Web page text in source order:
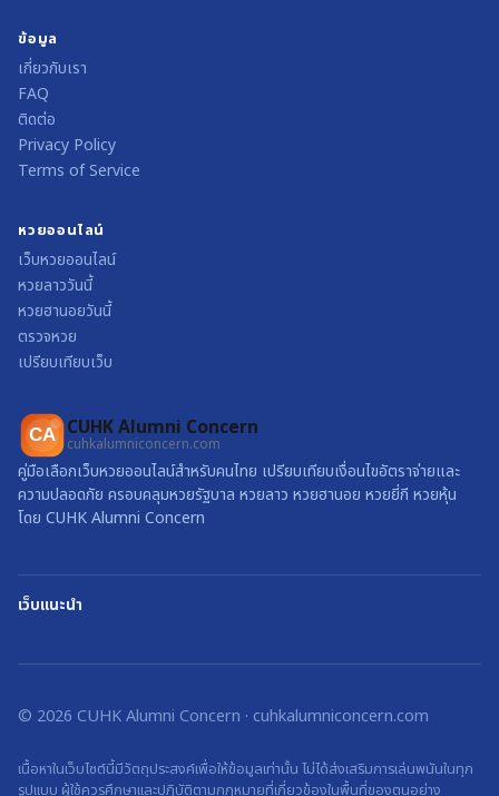
ข้อมูล
เกี่ยวกับเรา
FAQ
ติดต่อ
Privacy Policy
Terms of Service
หวยออนไลน์
เว็บหวยออนไลน์
หวยลาววันนี้
หวยฮานอยวันนี้
ตรวจหวย
เปรียบเทียบเว็บ
CA CUHK Alumni Concern
cuhkalumniconcern.com
คู่มือเลือกเว็บหวยออนไลน์สำหรับคนไทย เปรียบเทียบเงื่อนไขอัตราจ่ายและ
ความปลอดภัย ครอบคลุมหวยรัฐบาล หวยลาว หวยฮานอย หวยยี่กี หวยหุ้น
โดย CUHK Alumni Concern
เว็บแนะนำ
© 2026 CUHK Alumni Concern · cuhkalumniconcern.com
เนื้อหาในเว็บไซต์นี้มีวัตถุประสงค์เพื่อให้ข้อมูลเท่านั้น ไม่ได้ส่งเสริมการเล่นพนันในทุก
รูปแบบ ผู้ใช้ควรศึกษาและปฏิบัติตามกฎหมายที่เกี่ยวข้องในพื้นที่ของตนอย่าง